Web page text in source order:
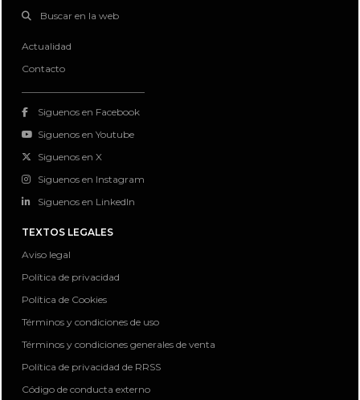
Buscar en la web
Actualidad
Contacto
Siguenos en Facebook
Siguenos en Youtube
Siguenos en X
Siguenos en Instagram
Siguenos en LinkedIn
TEXTOS LEGALES
Aviso legal
Política de privacidad
Política de Cookies
Términos y condiciones de uso
Términos y condiciones generales de venta
Política de privacidad de RRSS
Código de conducta externo